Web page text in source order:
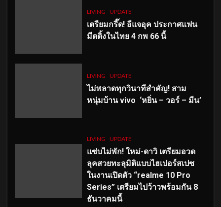
LIVING UPDATE
เตรียมกรี๊ด! อีแจอุค ประกาศแฟน
มีตติ้งในไทย 4 กพ 66 นี้
LIVING UPDATE
ไม่พลาดทุกวินาทีสำคัญ! สาม
หนุ่มบ้าน vivo ‘หยิ่น – วอร์ – มีน’
LIVING UPDATE
แซ่บไม่พัก! ใหม่-ดาวิ เตรียมอวด
ลุคสวยทะลุมิติแบบไฮเปอร์สเปซ
ในงานเปิดตัว “realme 10 Pro
Series” เตรียมไปว้าวพร้อมกัน 8
ธันวาคมนี้